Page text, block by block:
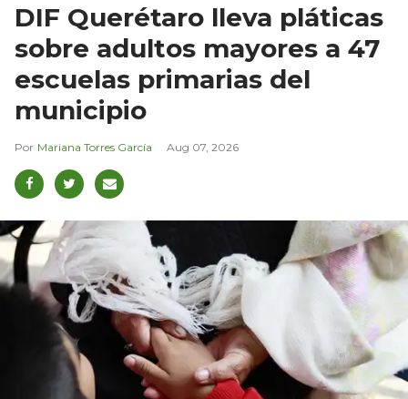
DIF Querétaro lleva pláticas
sobre adultos mayores a 47
escuelas primarias del
municipio
Mariana Torres García Aug 07, 2026